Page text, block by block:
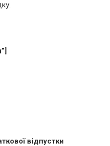
відпустки